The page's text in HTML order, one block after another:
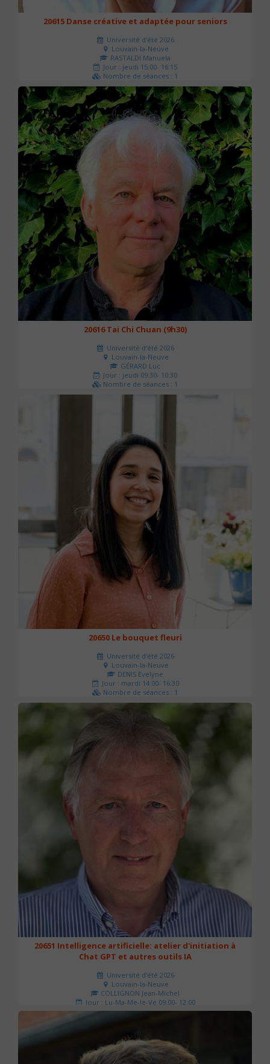
20615 Danse créative et adaptée pour seniors
Université d'été 2026
Louvain-la-Neuve
RASTALDI Manuela
Jour : jeudi 15:00- 16:15
Nombre de séances : 1
0 €
20616 Tai Chi Chuan (9h30)
Université d'été 2026
Louvain-la-Neuve
GÉRARD Luc
Jour : jeudi 09:30- 10:30
Nombre de séances : 1
20650 Le bouquet fleuri
Université d'été 2026
Louvain-la-Neuve
DENIS Evelyne
Jour : mardi 14:00- 16:30
Nombre de séances : 1
60 €
20651 Intelligence artificielle: atelier d'initiation à
Chat GPT et autres outils IA
Université d'été 2026
Louvain-la-Neuve
COLLIGNON Jean-Michel
Jour : Lu-Ma-Me-Je-Ve 09:00- 12:00
Nombre de séances : 2